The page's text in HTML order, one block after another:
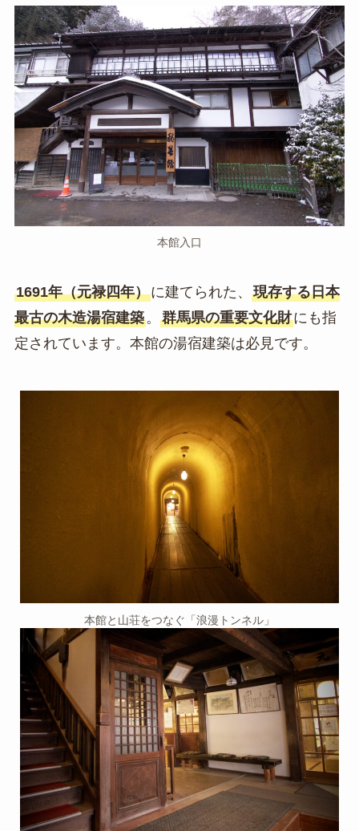
本館入口
1691年（元禄四年）に建てられた、 現存する日本
最古の木造湯宿建築。 群馬県の重要文化財にも指
定されています。本館の湯宿建築は必見です。
本館と山荘をつなぐ「浪漫トンネル」